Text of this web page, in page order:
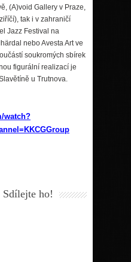
(A)void Gallery v Praze,
tak i v zahraničí
Jazz Festival na
nebo Avesta Art ve
soukromých sbírek
figurální realizací je
u Trutnova.
watch?
ho!